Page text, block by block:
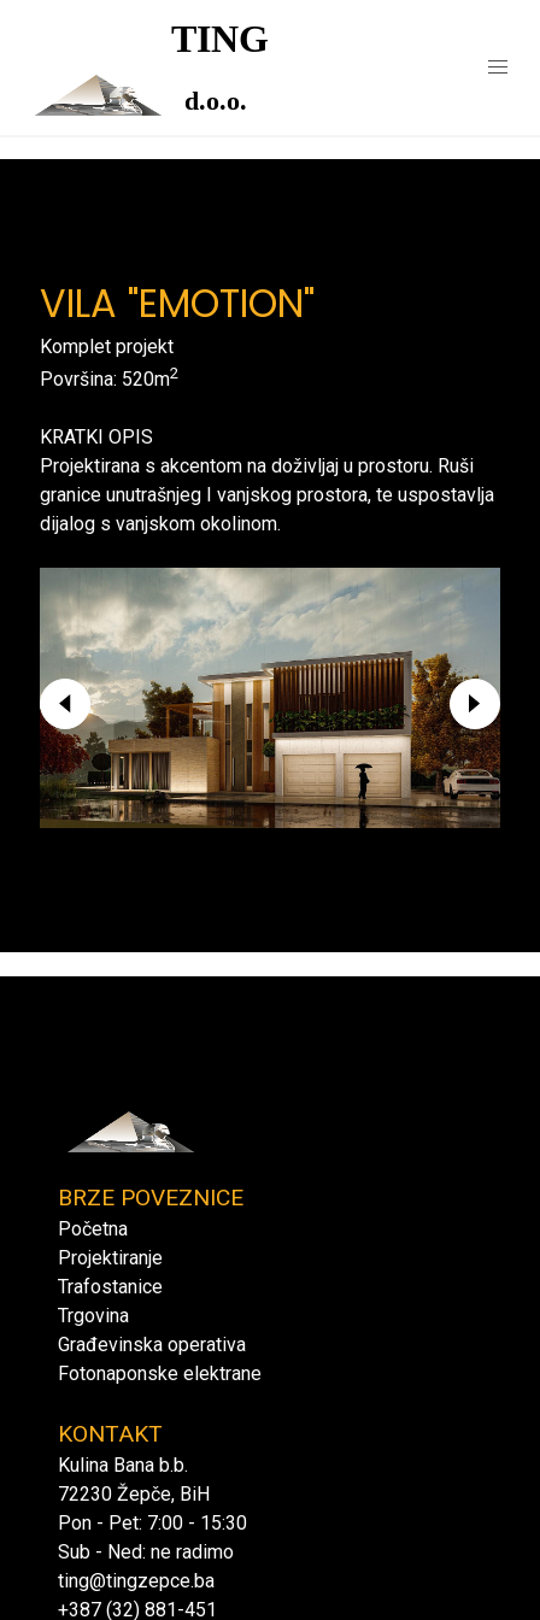
TING
d.o.o.
VILA "EMOTION"
Komplet projekt
Površina: 520m2
KRATKI OPIS
Projektirana s akcentom na doživljaj u prostoru. Ruši
granice unutrašnjeg I vanjskog prostora, te uspostavlja
dijalog s vanjskom okolinom.
BRZE POVEZNICE
Početna
Projektiranje
Trafostanice
Trgovina
Građevinska operativa
Fotonaponske elektrane
KONTAKT
Kulina Bana b.b.
72230 Žepče, BiH
Pon - Pet: 7:00 - 15:30
Sub - Ned: ne radimo
ting@tingzepce.ba
+387 (32) 881-451